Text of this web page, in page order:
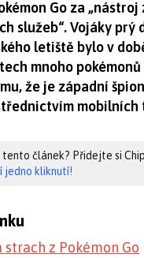
Go za „nástroj
služeb“. Vojáky prý
letiště bylo v
mnoho
že je západní
mobilních
tento článek? Přidejte si
jedno kliknutí!
strach z Pokémon Go